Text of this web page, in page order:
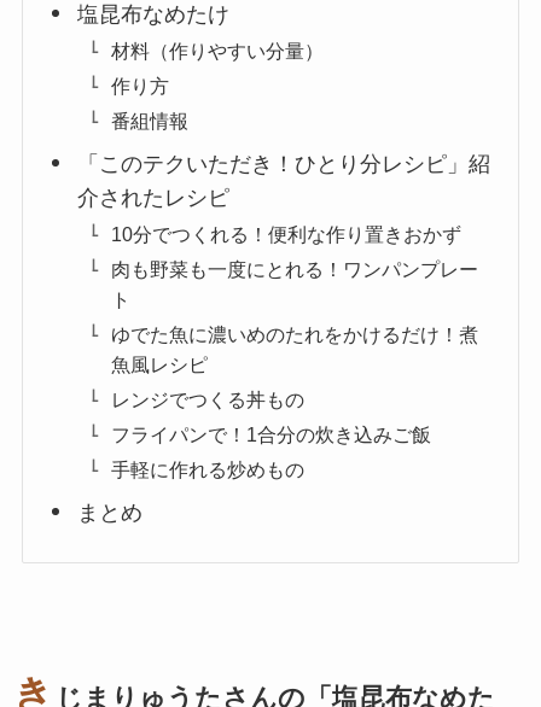
塩昆布なめたけ
材料（作りやすい分量）
作り方
番組情報
「このテクいただき！ひとり分レシピ」紹
介されたレシピ
10分でつくれる！便利な作り置きおかず
肉も野菜も一度にとれる！ワンパンプレー
ト
ゆでた魚に濃いめのたれをかけるだけ！煮
魚風レシピ
レンジでつくる丼もの
フライパンで！1合分の炊き込みご飯
手軽に作れる炒めもの
まとめ
き じまりゅうたさんの「塩昆布なめた